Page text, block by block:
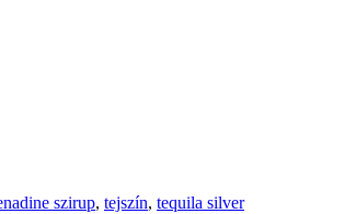
szirup, tejszín, tequila silver